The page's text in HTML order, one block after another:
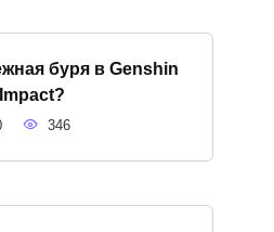
буря в Genshin
Impact?
346